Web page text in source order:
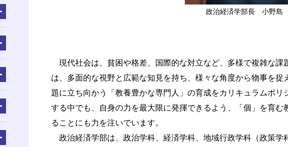
政治経済学部長 小野
現代社会は、貧困や格差、国際的な対立など、多様で複雑な課
は、多面的な視野と広範な知見を持ち、様々な角度から物事を
題に立ち向かう「教養豊かな専門人」の育成をカリキュラムポ
する中でも、自身の力を最大限に発揮できるよう、「個」を育
ることにも力を注いでいます。
政治経済学部は、政治学科、経済学科、地域行政学科（政策